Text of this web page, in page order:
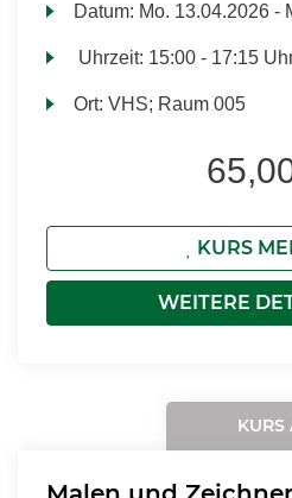
Datum: Mo. 13.04.2026 -
Uhrzeit: 15:00 - 17:15
Ort:VHS; Raum 005
KURS
WEITERE
KURS